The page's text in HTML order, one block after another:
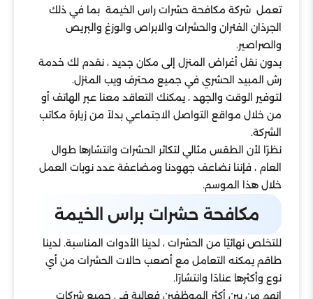
تعمل شركة مكافحة حشرات راس الخيمة بما في ذلك
الجرذان الفئران والحشرات والابراص والوزغ والبريص
والصراصير.
بدون نقل أغراض المنزل إلى مكان جديد ، نقدم لك خدمة
رش المبيد الحشري في جميع محترف ويب المنزل.
لتوفير الوقت والجهد ، يمكنك التعاقد معنا عبر الهاتف أو
من خلال مواقع التواصل الاجتماعي بدلاً من زيارة مكاتب
الشركة.
نظرًا لأن الطقس مثالي لتكاثر الحشرات وانتشارها طوال
العام ، فإننا نضاعف جهودنا ومضاعفة عدد نوبات العمل
خلال هذا الموسم.
مكافحة حشرات براس الخيمة
للتخلص نهائيًا من الحشرات ، لدينا الأدوات المناسبة. لدينا
طاقم يمكنه التعامل مع أصعب حالات الحشرات من أي
نوع وأكثرها عنادًا وانتشارًا.
إنهم من بين أكثر الموظفين فعالية في جميع شركات